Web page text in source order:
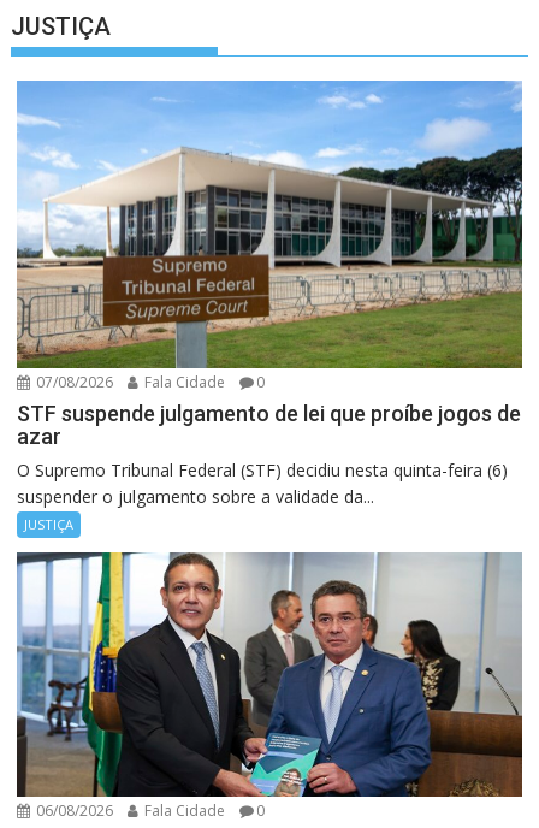
JUSTIÇA
07/08/2026 Fala Cidade 0
STF suspende julgamento de lei que proíbe jogos de
azar
O Supremo Tribunal Federal (STF) decidiu nesta quinta-feira (6)
suspender o julgamento sobre a validade da...
JUSTIÇA
06/08/2026 Fala Cidade 0